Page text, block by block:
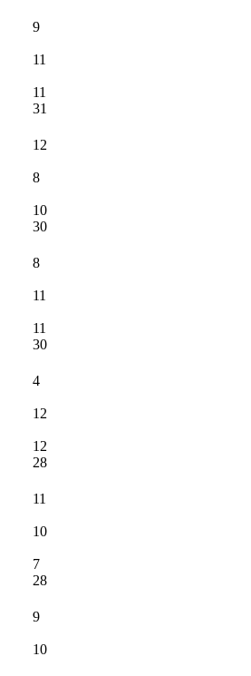
9
11
11
31
12
8
10
30
8
11
11
30
4
12
12
28
11
10
7
28
9
10